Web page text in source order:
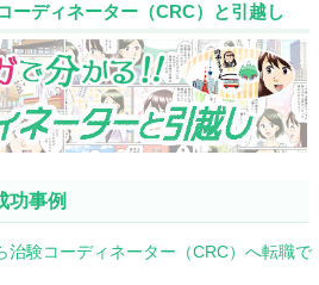
ーディネーター（CRC）と引越し
功事例
治験コーディネーター（CRC）へ転職で